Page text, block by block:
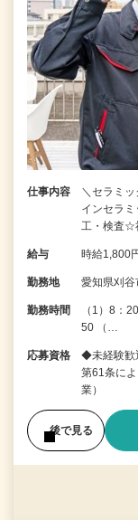
仕事内容
＼セラミ
インセラ
工・検査☆
給与 時給1,800
勤務地 愛知県刈谷
勤務時間
（1）8：
50 （…
応募資格
◆未経験歓
第61条に
業）
後で見る